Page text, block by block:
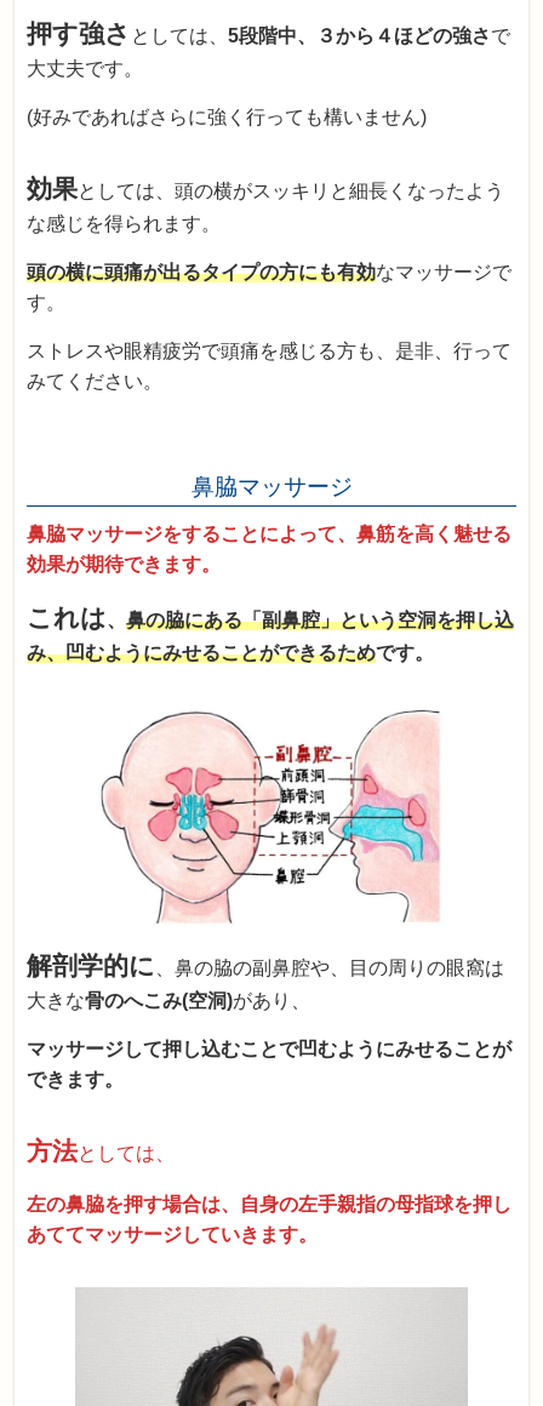
押す強さ としては、5段階中、３から４ほどの強さで
大丈夫です。
(好みであればさらに強く行っても構いません)
効果としては、頭の横がスッキリと細長くなったよう
な感じを得られます。
頭の横に頭痛が出るタイプの方にも有効なマッサージで
す。
ストレスや眼精疲労で頭痛を感じる方も、是非、行って
みてください。
鼻脇マッサージ
鼻脇マッサージをすることによって、鼻筋を高く魅せる
効果が期待できます。
これは、鼻の脇にある「副鼻腔」という空洞を押し込
み、凹むようにみせることができるためです。
解剖学的に
、鼻の脇の副鼻腔や、目の周りの眼窩は
大きな骨のへこみ(空洞)があり、
マッサージして押し込むことで凹むようにみせることが
できます。
方法としては、
左の鼻脇を押す場合は、自身の左手親指の母指球を押し
あててマッサージしていきます。